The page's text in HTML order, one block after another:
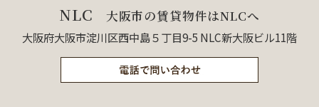
NLC 大阪市の賃貸物件はNLCへ
大阪府大阪市淀川区西中島５丁目9-5 NLC新大阪ビル11階